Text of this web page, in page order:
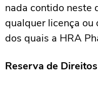
nada contido neste
qualquer licença
dos quais a HRA
Reserva de Direitos